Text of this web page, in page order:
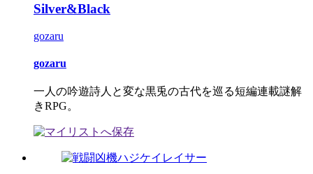
Silver&Black
gozaru
gozaru
一人の吟遊詩人と変な黒兎の古代を巡る短編連載謎解
きRPG。